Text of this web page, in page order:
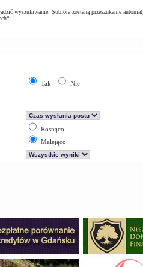
wyszukiwanie. Subfora zostaną przeszukanie
Tak Nie
Rosnąco
Malejąco